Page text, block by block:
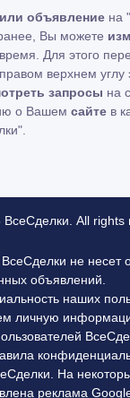
объявление на
Вы можете
Для этого
верхнем
запросы на
о Вашем сайте в
All rights
не несет
объявлений.
наших
личную
На
реклама